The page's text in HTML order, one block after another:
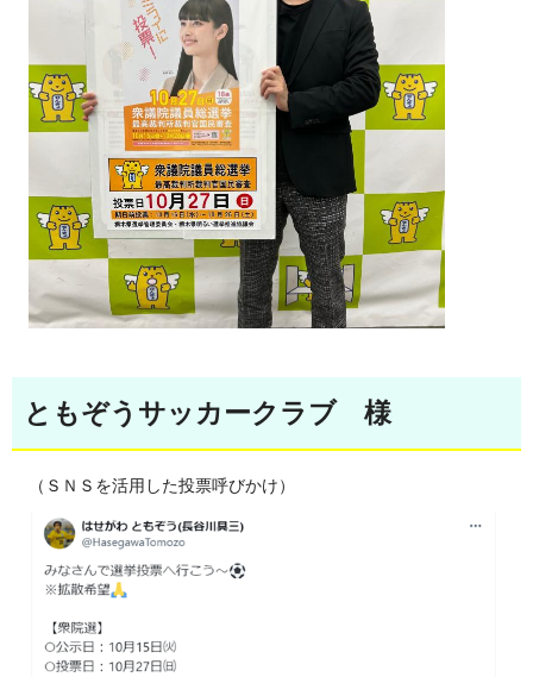
ともぞうサッカークラブ 様
（ＳＮＳを活用した投票呼びかけ）